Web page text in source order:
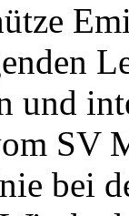
und
SV
bei